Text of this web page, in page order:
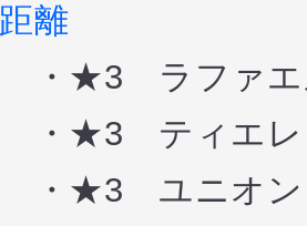
距離
・★3 ラファ
・★3 ティエレ
・★3 ユニオン